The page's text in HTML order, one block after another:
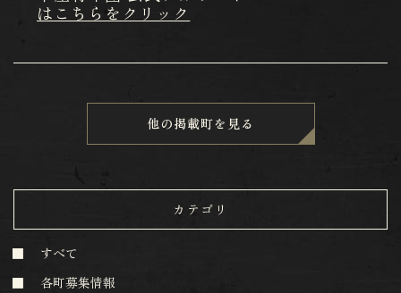
はこちらをクリック
他の掲載町を見る
カテゴリ
すべて
各町募集情報